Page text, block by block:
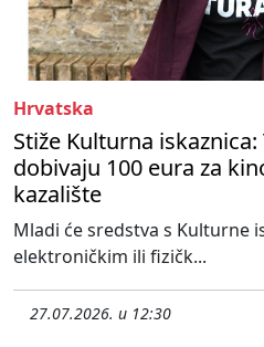
Hrvatska
Stiže Kulturna
dobivaju 100 eura za
kazalište
Mladi će sredstva s Kulturne
elektroničkim ili fizičk...
27.07.2026. u 12:30